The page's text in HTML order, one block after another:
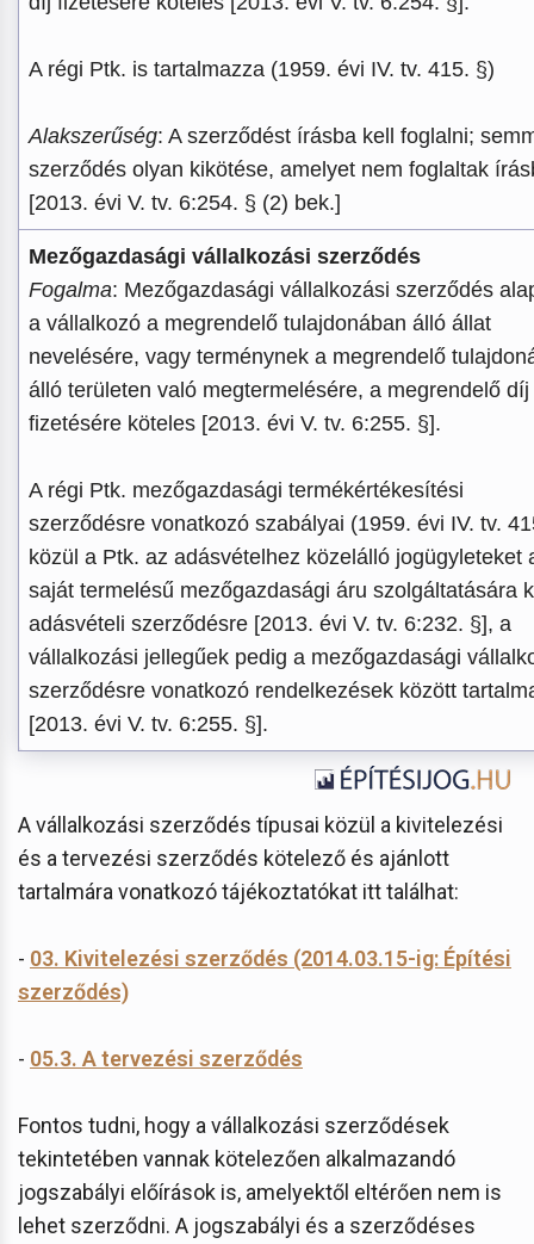
A régi Ptk. is tartalmazza (1959. évi IV. tv. 415. §)
Alakszerűség: A szerződést írásba kell foglalni;
szerződés olyan kikötése, amelyet nem foglaltak
[2013. évi V. tv. 6:254. § (2) bek.]
Mezőgazdasági vállalkozási szerződés
Fogalma: Mezőgazdasági vállalkozási szerződés
a vállalkozó a megrendelő tulajdonában álló állat
nevelésére, vagy terménynek a megrendelő
álló területen való megtermelésére, a megrendelő díj
fizetésére köteles [2013. évi V. tv. 6:255. §].
A régi Ptk. mezőgazdasági termékértékesítési
szerződésre vonatkozó szabályai (1959. évi IV. tv.
közül a Ptk. az adásvételhez közelálló jogügyleteket
saját termelésű mezőgazdasági áru szolgáltatására
adásvételi szerződésre [2013. évi V. tv. 6:232. §], a
vállalkozási jellegűek pedig a mezőgazdasági
szerződésre vonatkozó rendelkezések között
[2013. évi V. tv. 6:255. §].
A vállalkozási szerződés típusai közül a kivitelezési
és a tervezési szerződés kötelező és ajánlott
tartalmára vonatkozó tájékoztatókat itt találhat:
- 03. Kivitelezési szerződés (2014.03.15-ig: Építési
szerződés)
- 05.3. A tervezési szerződés
Fontos tudni, hogy a vállalkozási szerződések
tekintetében vannak kötelezően alkalmazandó
jogszabályi előírások is, amelyektől eltérően nem is
lehet szerződni. A jogszabályi és a szerződéses